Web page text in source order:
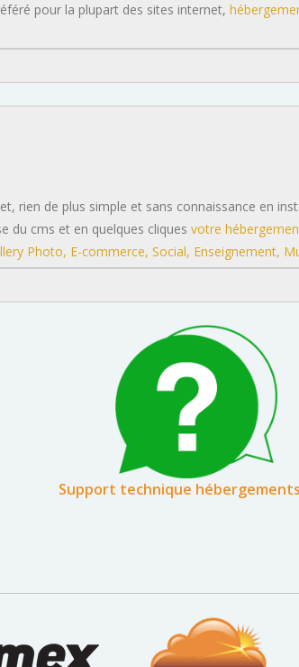
pour la plupart des sites internet,
rien de plus simple et sans connaissance en
du cms et en quelques cliquesvotre
Photo, E-commerce, Social, Enseignement,
Support technique